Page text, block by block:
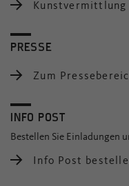
Kunstvermittlung
PRESSE
Zum
INFO POST
Bestellen Sie Einladungen
Info Post